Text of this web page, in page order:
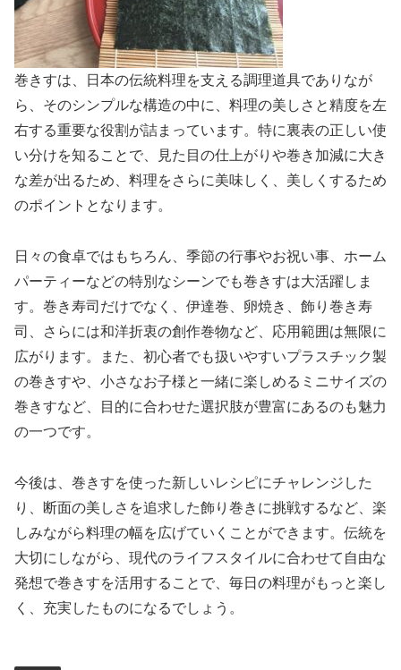
巻きすは、日本の伝統料理を支える調理道具でありなが
ら、そのシンプルな構造の中に、料理の美しさと精度を左
右する重要な役割が詰まっています。特に裏表の正しい使
い分けを知ることで、見た目の仕上がりや巻き加減に大き
な差が出るため、料理をさらに美味しく、美しくするため
のポイントとなります。
日々の食卓ではもちろん、季節の行事やお祝い事、ホーム
パーティーなどの特別なシーンでも巻きすは大活躍しま
す。巻き寿司だけでなく、伊達巻、卵焼き、飾り巻き寿
司、さらには和洋折衷の創作巻物など、応用範囲は無限に
広がります。また、初心者でも扱いやすいプラスチック製
の巻きすや、小さなお子様と一緒に楽しめるミニサイズの
巻きすなど、目的に合わせた選択肢が豊富にあるのも魅力
の一つです。
今後は、巻きすを使った新しいレシピにチャレンジした
り、断面の美しさを追求した飾り巻きに挑戦するなど、楽
しみながら料理の幅を広げていくことができます。伝統を
大切にしながら、現代のライフスタイルに合わせて自由な
発想で巻きすを活用することで、毎日の料理がもっと楽し
く、充実したものになるでしょう。